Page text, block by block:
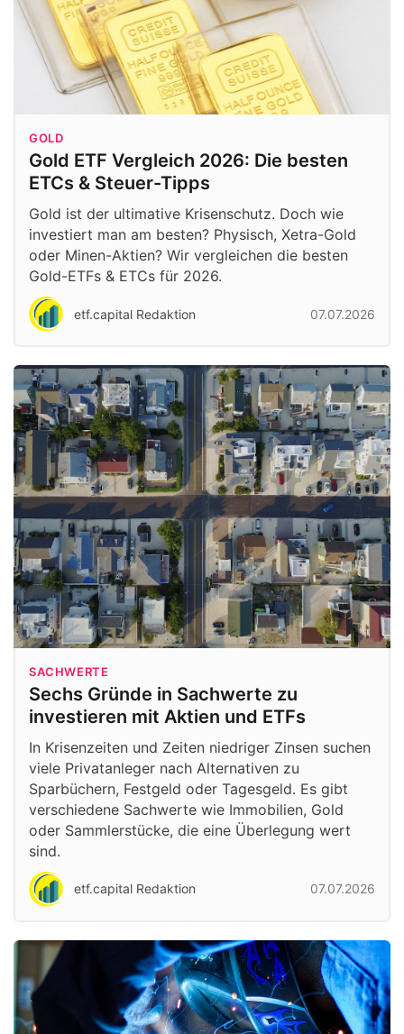
GOLD
Gold ETF Vergleich 2026: Die besten
ETCs & Steuer-Tipps
Gold ist der ultimative Krisenschutz. Doch wie
investiert man am besten? Physisch, Xetra-Gold
oder Minen-Aktien? Wir vergleichen die besten
Gold-ETFs & ETCs für 2026.
etf.capital Redaktion 07.07.2026
SACHWERTE
Sechs Gründe in Sachwerte zu
investieren mit Aktien und ETFs
In Krisenzeiten und Zeiten niedriger Zinsen suchen
viele Privatanleger nach Alternativen zu
Sparbüchern, Festgeld oder Tagesgeld. Es gibt
verschiedene Sachwerte wie Immobilien, Gold
oder Sammlerstücke, die eine Überlegung wert
sind.
etf.capital Redaktion 07.07.2026